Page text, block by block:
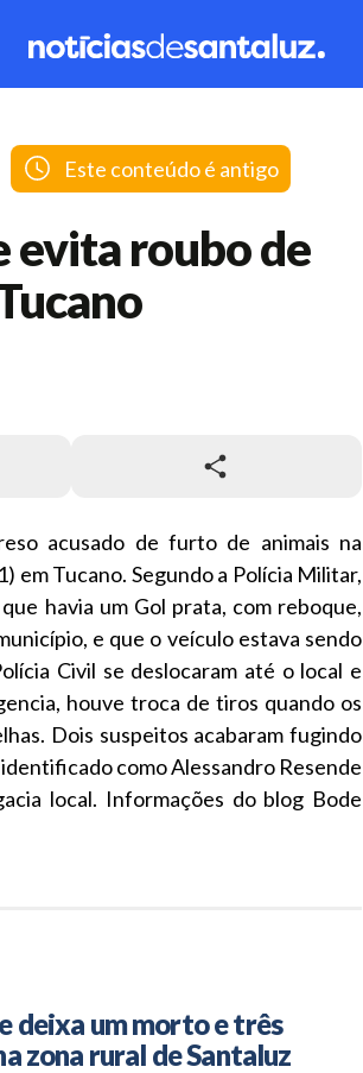
Este conteúdo é antigo
evita roubo de
acusado de furto de animais na
em Tucano. Segundo a Polícia Militar,
havia um Gol prata, com reboque,
e que o veículo estava sendo
Civil se deslocaram até o local e
houve troca de tiros quando os
Dois suspeitos acabaram fugindo
como Alessandro Resende
local. Informações do blog Bode
deixa um morto e três
zona rural de Santaluz